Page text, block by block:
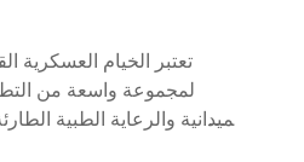
تعتبر الخيام العسكرية
لمجموعة واسعة من
الميدانية والرعاية الطبية